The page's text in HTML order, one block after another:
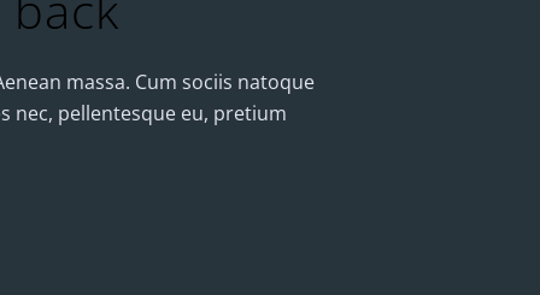
massa. Cum sociis natoque
nec, pellentesque eu, pretium